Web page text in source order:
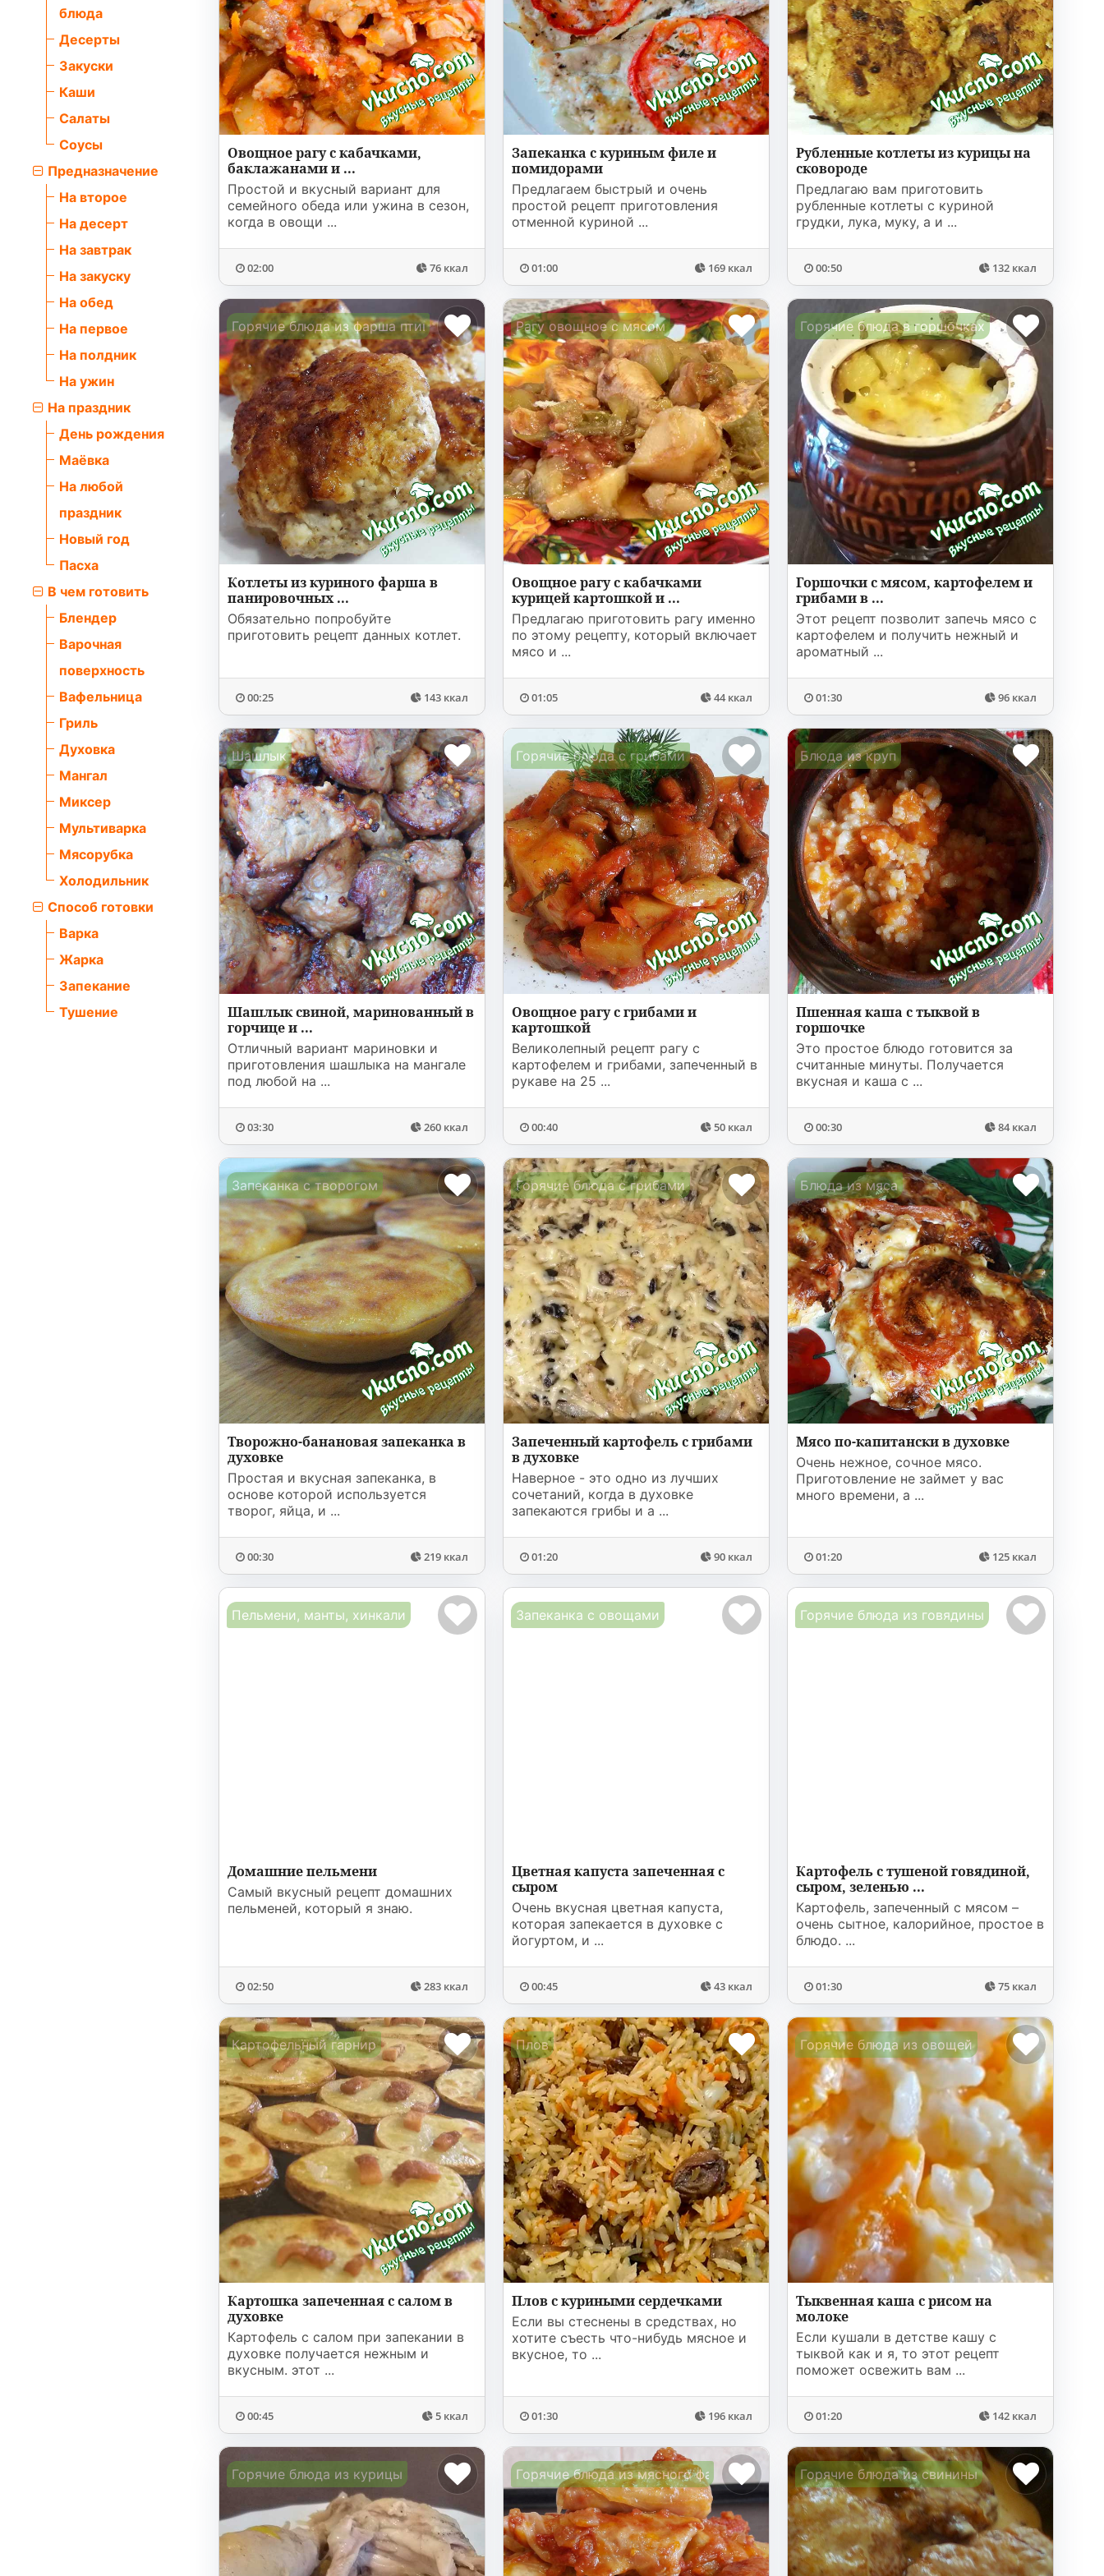
Соусы
На ужин
Мультиварка
Мясорубка
Холодильник
блюда
Десерты
Закуски
Каши
Салаты
Соусы
Предназначение
На второе
На десерт
На завтрак
На закуску
На обед
На первое
На полдник
На ужин
На праздник
День рождения
Маёвка
На любой
праздник
Новый год
Пасха
В чем готовить
Блендер
Варочная
поверхность
Вафельница
Гриль
Духовка
Мангал
Миксер
Мультиварка
Мясорубка
Холодильник
Способ готовки
Варка
Жарка
Запекание
Тушение
Овощное рагу с кабачками,
баклажанами и ...
Простой и вкусный вариант для
семейного обеда или ужина в сезон,
когда в овощи ...
02:00 76 ккал
Запеканка с куриным филе и
помидорами
Предлагаем быстрый и очень
простой рецепт приготовления
отменной куриной ...
01:00 169 ккал
Рубленные котлеты из курицы на
сковороде
Предлагаю вам приготовить
рубленные котлеты с куриной
грудки, лука, муку, а и ...
00:50 132 ккал
Горячие блюда из фарша птицы
Котлеты из куриного фарша в
панировочных ...
Обязательно попробуйте
приготовить рецепт данных котлет.
00:25 143 ккал
Рагу овощное с мясом
Овощное рагу с кабачками
курицей картошкой и ...
Предлагаю приготовить рагу именно
по этому рецепту, который включает
мясо и ...
01:05 44 ккал
Горячие блюда в горшочках
Горшочки с мясом, картофелем и
грибами в ...
Этот рецепт позволит запечь мясо с
картофелем и получить нежный и
ароматный ...
01:30 96 ккал
Шашлык
Шашлык свиной, маринованный в
горчице и ...
Отличный вариант мариновки и
приготовления шашлыка на мангале
под любой на ...
03:30 260 ккал
Горячие блюда с грибами
Овощное рагу с грибами и
картошкой
Великолепный рецепт рагу с
картофелем и грибами, запеченный в
рукаве на 25 ...
00:40 50 ккал
Блюда из круп
Пшенная каша с тыквой в
горшочке
Это простое блюдо готовится за
считанные минуты. Получается
вкусная и каша с ...
00:30 84 ккал
Запеканка с творогом
Творожно-банановая запеканка в
духовке
Простая и вкусная запеканка, в
основе которой используется
творог, яйца, и ...
00:30 219 ккал
Горячие блюда с грибами
Запеченный картофель с грибами
в духовке
Наверное - это одно из лучших
сочетаний, когда в духовке
запекаются грибы и а ...
01:20 90 ккал
Блюда из мяса
Мясо по-капитански в духовке
Очень нежное, сочное мясо.
Приготовление не займет у вас
много времени, а ...
01:20 125 ккал
Пельмени, манты, хинкали
Домашние пельмени
Самый вкусный рецепт домашних
пельменей, который я знаю.
02:50 283 ккал
Запеканка с овощами
Цветная капуста запеченная с
сыром
Очень вкусная цветная капуста,
которая запекается в духовке с
йогуртом, и ...
00:45 43 ккал
Горячие блюда из говядины
Картофель с тушеной говядиной,
сыром, зеленью ...
Картофель, запеченный с мясом –
очень сытное, калорийное, простое в
блюдо. ...
01:30 75 ккал
Картофельный гарнир
Картошка запеченная с салом в
духовке
Картофель с салом при запекании в
духовке получается нежным и
вкусным. этот ...
00:45 5 ккал
Плов
Плов с куриными сердечками
Если вы стеснены в средствах, но
хотите съесть что-нибудь мясное и
вкусное, то ...
01:30 196 ккал
Горячие блюда из овощей
Тыквенная каша с рисом на
молоке
Если кушали в детстве кашу с
тыквой как и я, то этот рецепт
поможет освежить вам ...
01:20 142 ккал
Горячие блюда из курицы Горячие блюда из мясного фарша Горячие блюда из свинины